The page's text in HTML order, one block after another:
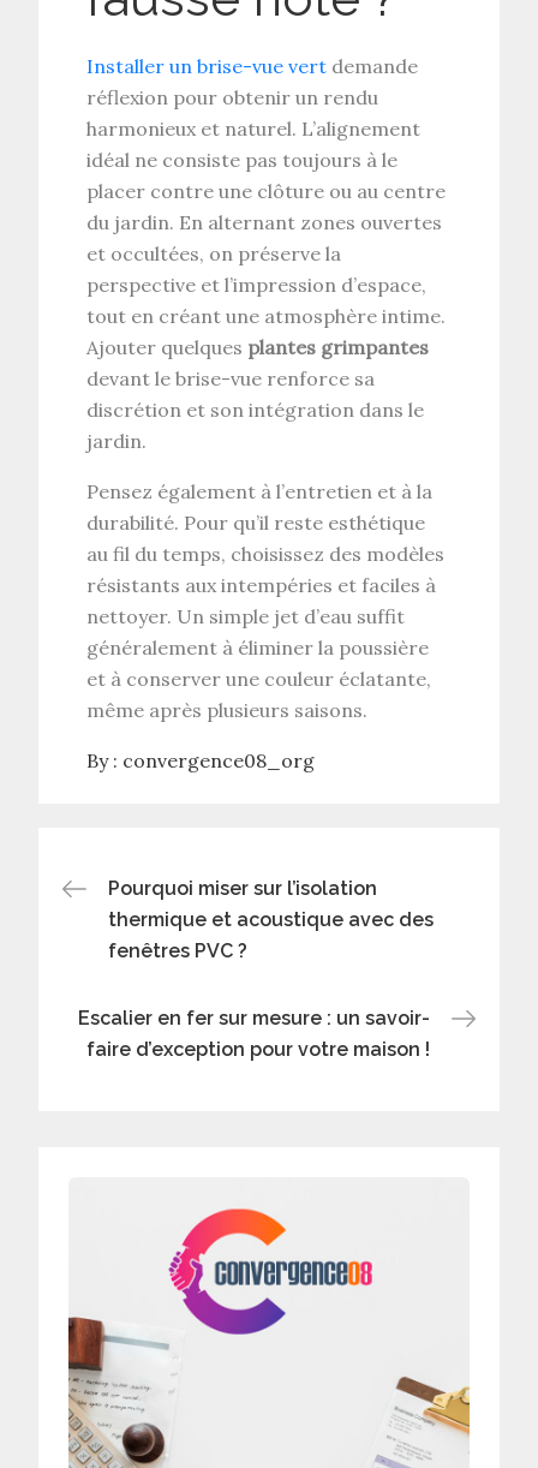
Installer un brise-vue vert demande
réflexion pour obtenir un rendu
harmonieux et naturel. L’alignement
idéal ne consiste pas toujours à le
placer contre une clôture ou au centre
du jardin. En alternant zones ouvertes
et occultées, on préserve la
perspective et l’impression d’espace,
tout en créant une atmosphère intime.
Ajouter quelques plantes grimpantes
devant le brise-vue renforce sa
discrétion et son intégration dans le
jardin.
Pensez également à l’entretien et à la
durabilité. Pour qu’il reste esthétique
au fil du temps, choisissez des modèles
résistants aux intempéries et faciles à
nettoyer. Un simple jet d’eau suffit
généralement à éliminer la poussière
et à conserver une couleur éclatante,
même après plusieurs saisons.
By : convergence08_org
Navigation
de
l’article
Pourquoi miser sur l’isolation
thermique et acoustique avec des
fenêtres PVC ?
Escalier en fer sur mesure : un savoir-
faire d’exception pour votre maison !